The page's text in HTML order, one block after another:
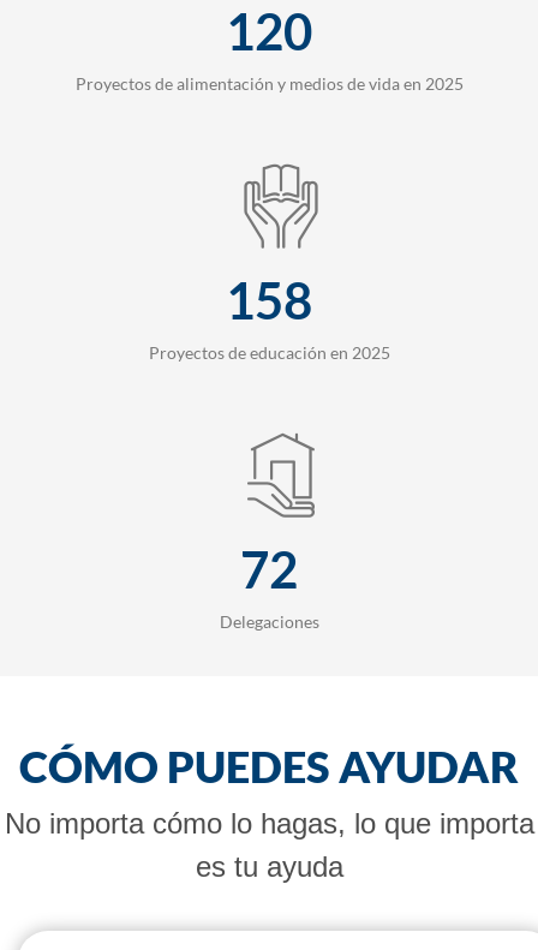
120
Proyectos de alimentación y medios de vida en 2025
158
Proyectos de educación en 2025
72
Delegaciones
CÓMO PUEDES AYUDAR
No importa cómo lo hagas, lo que importa
es tu ayuda